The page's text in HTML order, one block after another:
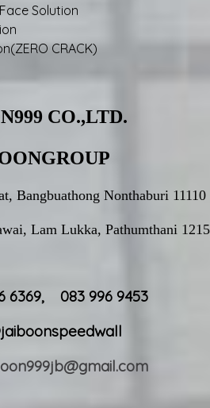
CO.,LTD.
Bangbuathong Nonthaburi 11110
Lam Lukka, Pathumthani
6369, 083 996 9453